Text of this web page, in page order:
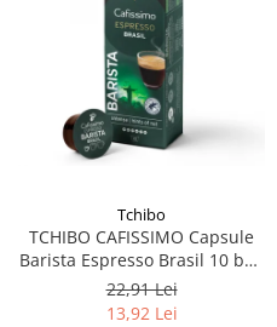
Tchibo
TCHIBO CAFISSIMO Capsule
Barista Espresso Brasil 10 buc
80g (27.10.2026)
22,91 Lei
13,92 Lei